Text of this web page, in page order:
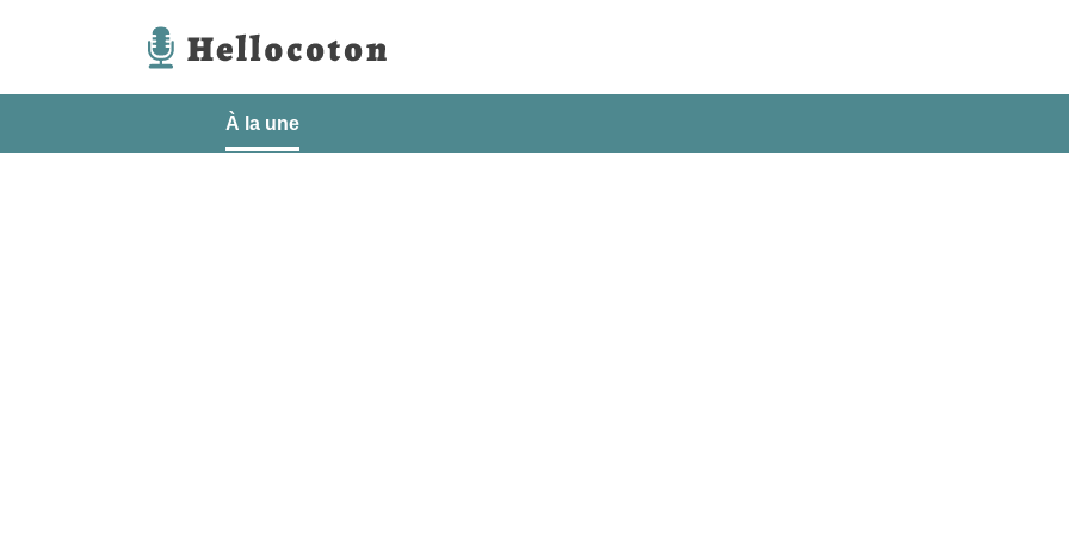
Hellocoton
À la une